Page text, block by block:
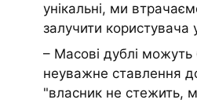
унікальні, ми
залучити користувача
– Масові дублі можуть
неуважне ставлення
"власник не стежить,